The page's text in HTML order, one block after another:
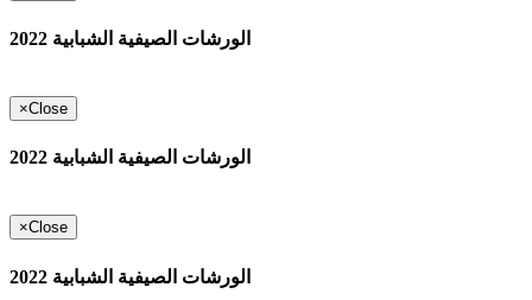
الورشات الصيفية الشبابية 2022
×Close
الورشات الصيفية الشبابية 2022
×Close
الورشات الصيفية الشبابية 2022